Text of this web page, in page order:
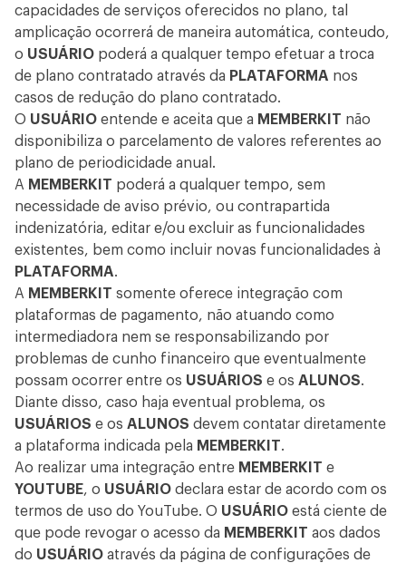
capacidades de serviços oferecidos no plano, tal
amplicação ocorrerá de maneira automática, conteudo,
o USUÁRIO poderá a qualquer tempo efetuar a troca
de plano contratado através da PLATAFORMA nos
casos de redução do plano contratado.
O USUÁRIO entende e aceita que a MEMBERKIT não
disponibiliza o parcelamento de valores referentes ao
plano de periodicidade anual.
A MEMBERKIT poderá a qualquer tempo, sem
necessidade de aviso prévio, ou contrapartida
indenizatória, editar e/ou excluir as funcionalidades
existentes, bem como incluir novas funcionalidades à
PLATAFORMA.
A MEMBERKIT somente oferece integração com
plataformas de pagamento, não atuando como
intermediadora nem se responsabilizando por
problemas de cunho financeiro que eventualmente
possam ocorrer entre os USUÁRIOS e os ALUNOS.
Diante disso, caso haja eventual problema, os
USUÁRIOS e os ALUNOS devem contatar diretamente
a plataforma indicada pela MEMBERKIT.
Ao realizar uma integração entre MEMBERKIT e
YOUTUBE, o USUÁRIO declara estar de acordo com os
termos de uso do YouTube. O USUÁRIO está ciente de
que pode revogar o acesso da MEMBERKIT aos dados
do USUÁRIO através da página de configurações de